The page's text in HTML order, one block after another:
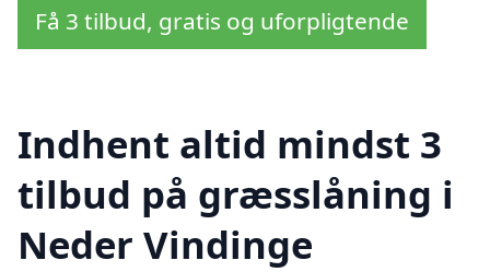
Få 3 tilbud, gratis og uforpligtende
Indhent altid mindst 3
tilbud på græsslåning i
Neder Vindinge